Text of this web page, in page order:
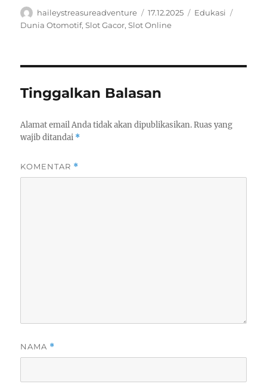
Author
haileystreasureadventure
Posted
on
17.12.2025 Categories
Edukasi
Dunia Otomotif,Slot Gacor,Slot Online
Tinggalkan Balasan
Alamat email Anda tidak akan dipublikasikan. Ruas yang
wajib ditandai *
KOMENTAR *
NAMA *